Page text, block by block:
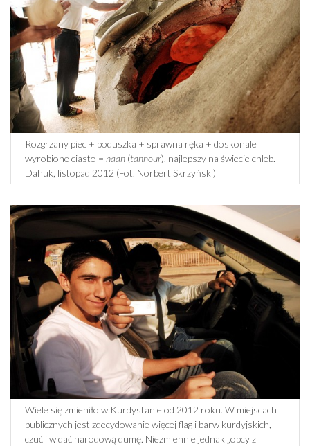
Rozgrzany piec + poduszka + sprawna ręka + doskonale
wyrobione ciasto = naan (tannour), najlepszy na świecie chleb.
Dahuk, listopad 2012 (Fot. Norbert Skrzyński)
Wiele się zmieniło w Kurdystanie od 2012 roku. W miejscach
publicznych jest zdecydowanie więcej flag i barw kurdyjskich,
czuć i widać narodową dumę. Niezmiennie jednak „obcy z